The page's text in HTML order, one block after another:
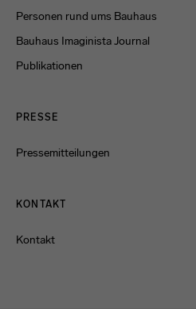
Personen rund ums Bauhaus
Bauhaus Imaginista Journal
Publikationen
PRESSE
Pressemitteilungen
KONTAKT
Kontakt